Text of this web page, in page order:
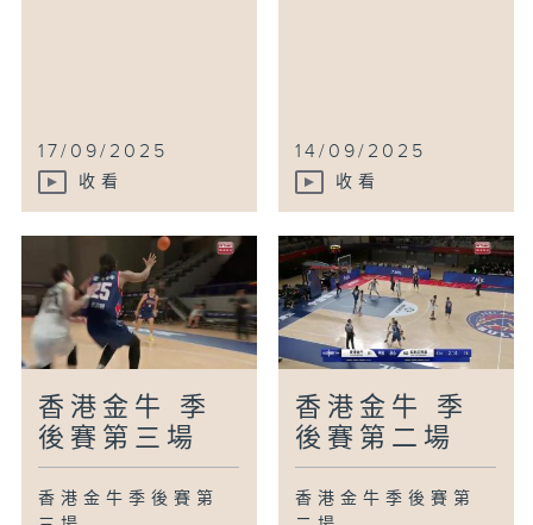
17/09/2025
收看
14/09/2025
收看
香港金牛 季
後賽第三場
香港金牛季後賽第
香港金牛 季
後賽第二場
香港金牛季後賽第